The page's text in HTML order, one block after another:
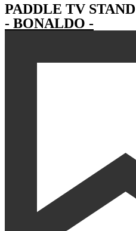
PADDLE TV STAND
- BONALDO -